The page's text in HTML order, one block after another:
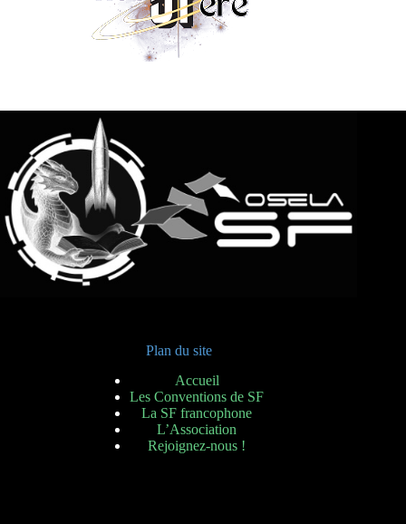
Plan du site
Accueil
Les Conventions de SF
La SF francophone
L’Association
Rejoignez-nous !